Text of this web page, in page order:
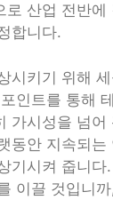
로 산업 전반에
합니다.
시키기 위해
인트를 통해
가시성을 넘어
동안 지속되는
기시켜 줍니다
이끌 것입니